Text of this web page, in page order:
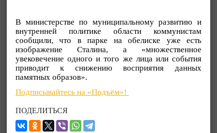
В министерстве по муниципальному развитию и
внутренней политике области коммунистам
сообщили, что в парке на обелиске уже есть
изображение Сталина, а «множественное
увековечение одного и того же лица или события
приводит к снижению восприятия данных
памятных образов».
Подписывайтесь на «Подъём»!
ПОДЕЛИТЬСЯ